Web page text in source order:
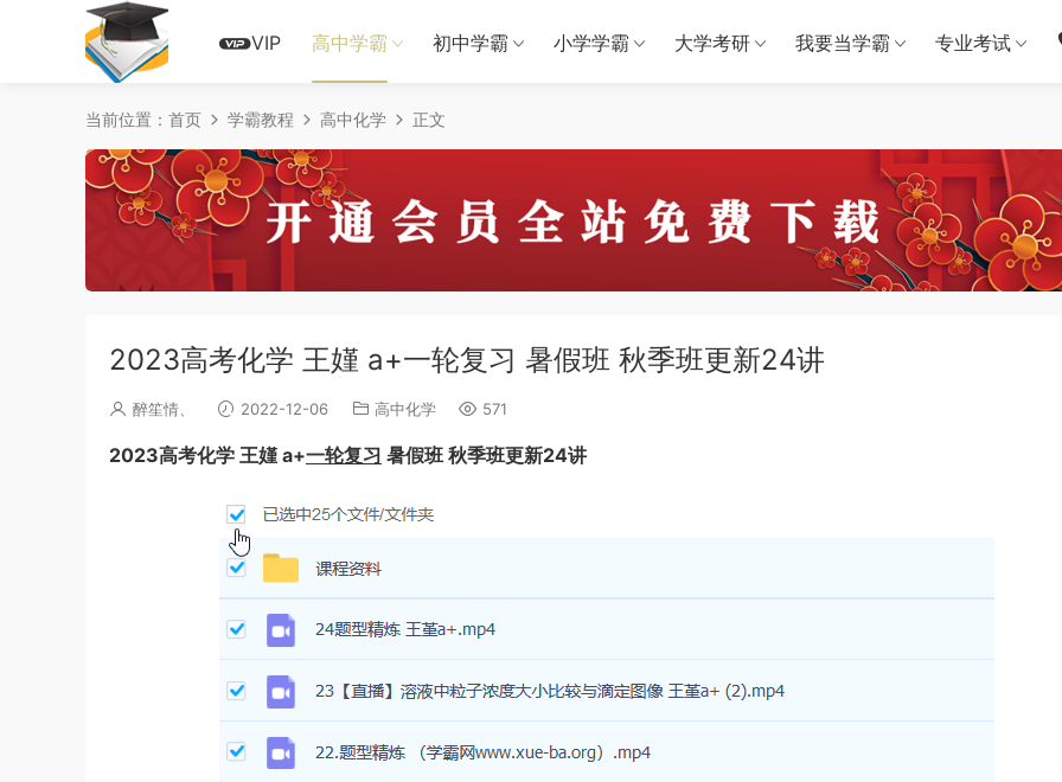
VIP 高中学霸 初中学霸 小学学霸 大学考研 我要当学霸 专业考试
当前位置： 首页 学霸教程 高中化学 正文
2023高考化学 王嫤 a+一轮复习 暑假班 秋季班更新24讲
醉笙情、 2022-12-06 高中化学 571
2023高考化学 王嫤 a+一轮复习 暑假班 秋季班更新24讲